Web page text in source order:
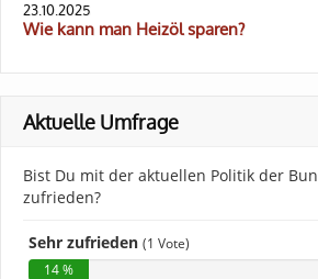
23.10.2025
Wie kann man Heizöl sparen?
Aktuelle Umfrage